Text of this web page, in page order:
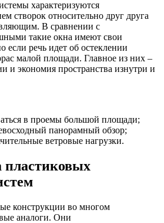
характеризуются
створок относительно друг друга
В сравнении с
такие окна имеют свои
если речь идет об остеклении
малой площади. Главное из них –
и экономия пространства изнутри и
в проемы большой площади;
панорамный обзор;
ветровые нагрузки.
конструкции во многом
аналоги. Они